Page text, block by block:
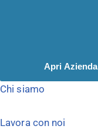
Apri Azienda
Chi siamo
Lavora con noi